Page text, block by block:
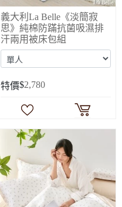
義大利La Belle《淡簡寂
思》純棉防蹣抗菌吸濕排
汗兩用被床包組
特價$2,780